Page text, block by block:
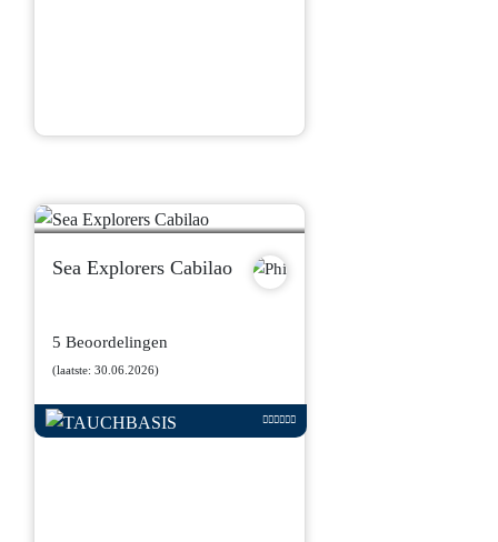
Sea Explorers Cabilao
5 Beoordelingen
(laatste: 30.06.2026)